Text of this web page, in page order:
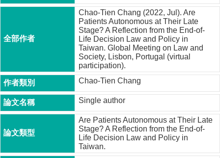
本
介
成
員
博
士
士
Chao-Tien Chang (2022, Jul). Are
Patients Autonomous at Their Late
Stage? A Reflection from the End-of-
Life Decision Law and Policy in
Taiwan. Global Meeting on Law and
Society, Lisbon, Portugal (virtual
participation).
Chao-Tien Chang
Single author
Are Patients Autonomous at Their Late
Stage? A Reflection from the End-of-
Life Decision Law and Policy in
Taiwan.